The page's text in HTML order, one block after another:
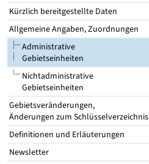
Kürzlich bereitgestellte Daten
Allgemeine Angaben, Zuordnungen
Administrative
Gebietseinheiten
Nichtadministrative
Gebietseinheiten
Gebietsveränderungen,
Änderungen zum Schlüsselverzeichnis
Definitionen und Erläuterungen
Newsletter